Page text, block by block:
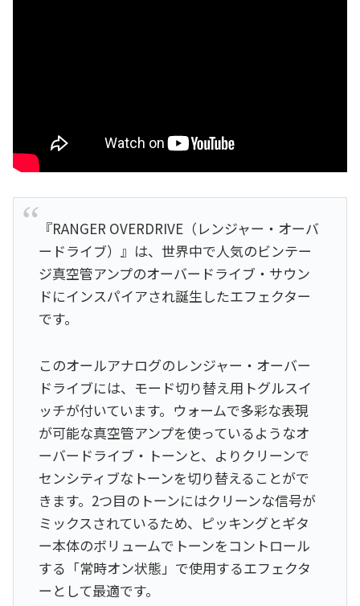
『RANGER OVERDRIVE（レンジャー・オーバ
ードライブ）』は、世界中で人気のビンテー
ジ真空管アンプのオーバードライブ・サウン
ドにインスパイアされ誕生したエフェクター
です。
このオールアナログのレンジャー・オーバー
ドライブには、モード切り替え用トグルスイ
ッチが付いています。ウォームで多彩な表現
が可能な真空管アンプを使っているようなオ
ーバードライブ・トーンと、よりクリーンで
センシティブなトーンを切り替えることがで
きます。2つ目のトーンにはクリーンな信号が
ミックスされているため、ピッキングとギタ
ー本体のボリュームでトーンをコントロール
する「常時オン状態」で使用するエフェクタ
ーとして最適です。